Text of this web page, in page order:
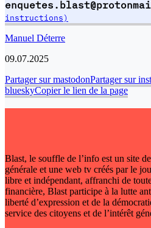
instructions)
Manuel Déterre
09.07.2025
Partager sur mastodonPartager sur
blueskyCopier le lien de la page
Blast, le souffle de l’info est un site
générale et une web tv créés par le
libre et indépendant, affranchi de
financière, Blast participe à la lutte
liberté d’expression et de la
service des citoyens et de l’intérêt